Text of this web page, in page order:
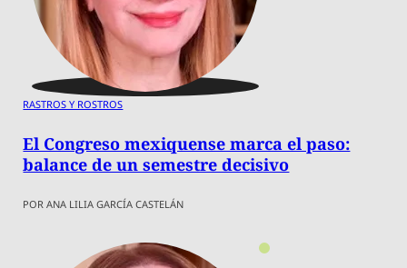
RASTROS Y ROSTROS
El Congreso mexiquense marca el paso:
balance de un semestre decisivo
POR ANA LILIA GARCÍA CASTELÁN